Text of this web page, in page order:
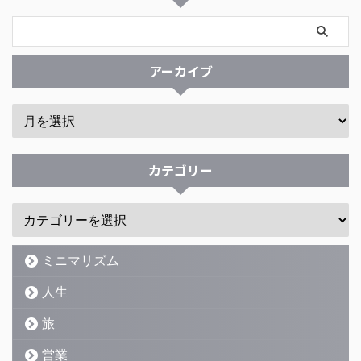
アーカイブ
カテゴリー
ミニマリズム
人生
旅
営業